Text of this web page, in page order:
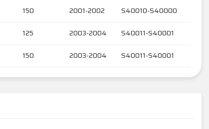
150 2001-2002 S40010-S40000
125 2003-2004 S40011-S40001
150 2003-2004 S40011-S40001